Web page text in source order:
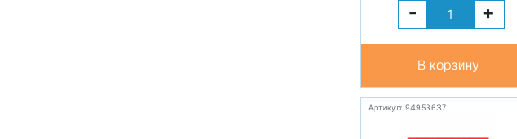
- +
В корзину
Артикул: 94953637